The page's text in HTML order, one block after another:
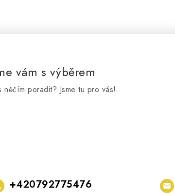
vám s výběrem
něčím poradit? Jsme tu pro vás!
+420792775476